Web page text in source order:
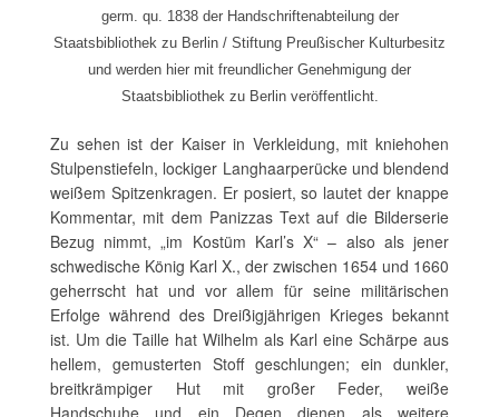
germ. qu. 1838 der Handschriftenabteilung der
Staatsbibliothek zu Berlin / Stiftung Preußischer Kulturbesitz
und werden hier mit freundlicher Genehmigung der
Staatsbibliothek zu Berlin veröffentlicht.
Zu sehen ist der Kaiser in Verkleidung, mit kniehohen
Stulpenstiefeln, lockiger Langhaarperücke und blendend
weißem Spitzenkragen. Er posiert, so lautet der knappe
Kommentar, mit dem Panizzas Text auf die Bilderserie
Bezug nimmt, „im Kostüm Karl’s X“ – also als jener
schwedische König Karl X., der zwischen 1654 und 1660
geherrscht hat und vor allem für seine militärischen
Erfolge während des Dreißigjährigen Krieges bekannt
ist. Um die Taille hat Wilhelm als Karl eine Schärpe aus
hellem, gemusterten Stoff geschlungen; ein dunkler,
breitkrämpiger Hut mit großer Feder, weiße